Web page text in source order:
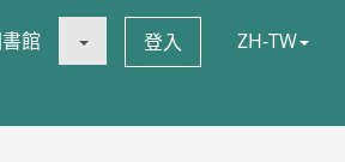
館 登入 ZH-TW